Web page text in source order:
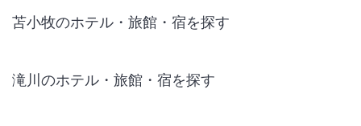
苫小牧のホテル・旅館・宿を探す
滝川のホテル・旅館・宿を探す